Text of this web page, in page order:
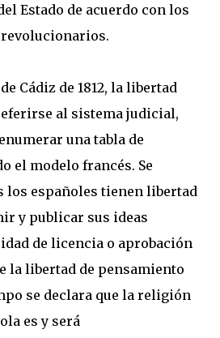
Estado de acuerdo con los
Cádiz de 1812, la libertad
al sistema judicial,
una tabla de
el modelo francés. Se
los españoles tienen libertad
y publicar sus ideas
de licencia o aprobación
la libertad de pensamiento
se declara que la religión
es y será